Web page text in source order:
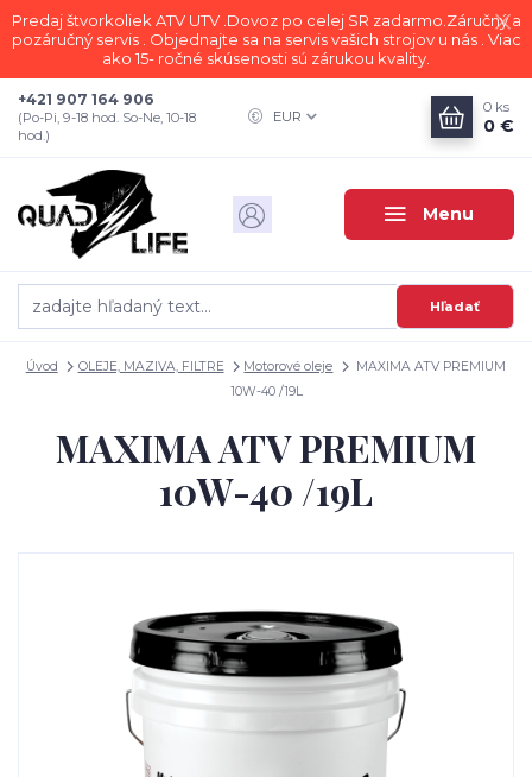
Predaj štvorkoliek ATV UTV .Dovoz po celej SR zadarmo.Záručný a
pozáručný servis . Objednajte sa na servis vašich strojov u nás . Viac
ako 15- ročné skúsenosti sú zárukou kvality.
Menu
EUR
Hľadať
+421 907 164 906
(Po-Pi, 9-18 hod. So-Ne, 10-18
hod.)
0 ks
0 €
Úvod OLEJE, MAZIVA, FILTRE Motorové oleje
MAXIMA ATV PREMIUM
10W-40 /19L
MAXIMA ATV PREMIUM
10W-40 /19L